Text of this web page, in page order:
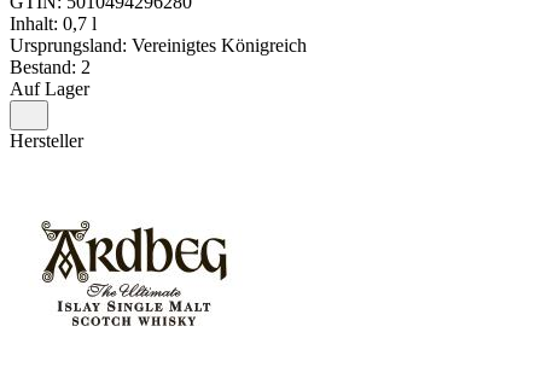
Inhalt: 0,7 l
Ursprungsland: Vereinigtes Königreich
Bestand: 2
Auf Lager
Hersteller